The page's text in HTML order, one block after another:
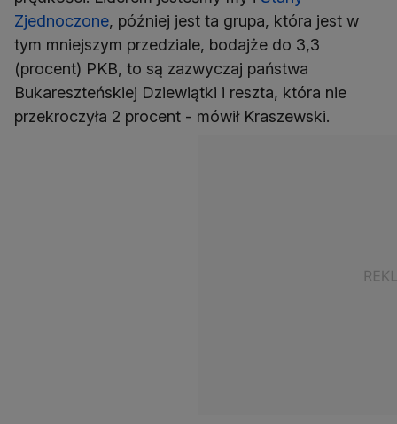
Zjednoczone, później jest ta grupa, która jest w
tym mniejszym przedziale, bodajże do 3,3
(procent) PKB, to są zazwyczaj państwa
Bukareszteńskiej Dziewiątki i reszta, która nie
przekroczyła 2 procent - mówił Kraszewski.